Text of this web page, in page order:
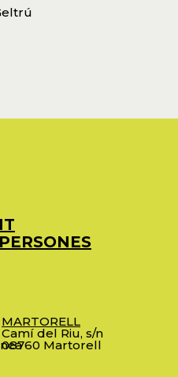
MARTORELL
Camí del Riu, s/n
08760 Martorell